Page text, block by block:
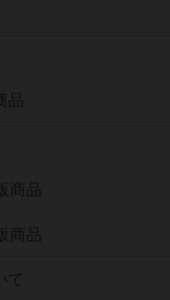
品
商品
商品
て